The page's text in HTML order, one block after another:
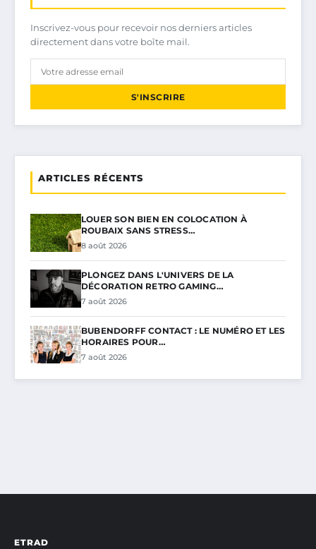
Inscrivez-vous pour recevoir nos derniers articles
directement dans votre boîte mail.
S'INSCRIRE
ARTICLES RÉCENTS
LOUER SON BIEN EN COLOCATION À
ROUBAIX SANS STRESS…
8 août 2026
PLONGEZ DANS L'UNIVERS DE LA
DÉCORATION RETRO GAMING…
7 août 2026
BUBENDORFF CONTACT : LE NUMÉRO ET LES
HORAIRES POUR…
7 août 2026
ETRAD